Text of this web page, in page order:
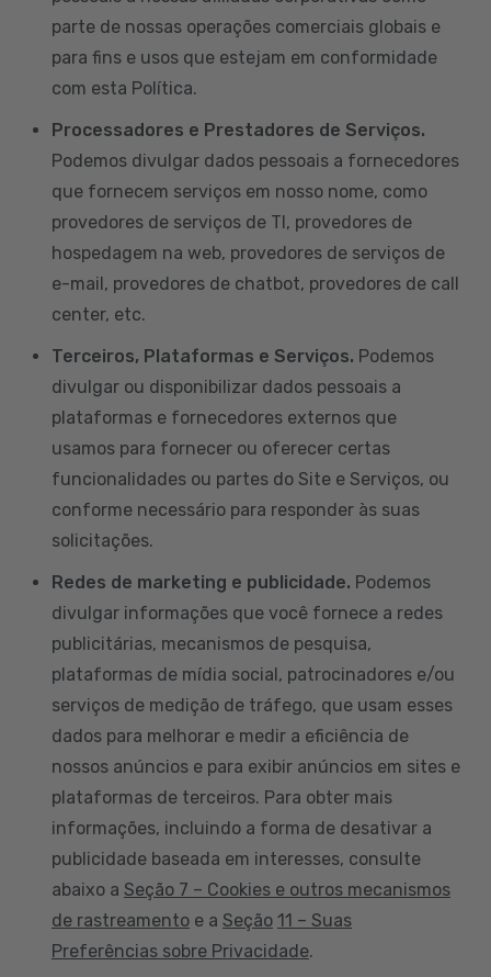
parte de nossas operações comerciais globais e
para fins e usos que estejam em conformidade
com esta Política.
Processadores e Prestadores de Serviços.
Podemos divulgar dados pessoais a fornecedores
que fornecem serviços em nosso nome, como
provedores de serviços de TI, provedores de
hospedagem na web, provedores de serviços de
e-mail, provedores de chatbot, provedores de call
center, etc.
Terceiros, Plataformas e Serviços. Podemos
divulgar ou disponibilizar dados pessoais a
plataformas e fornecedores externos que
usamos para fornecer ou oferecer certas
funcionalidades ou partes do Site e Serviços, ou
conforme necessário para responder às suas
solicitações.
Redes de marketing e publicidade. Podemos
divulgar informações que você fornece a redes
publicitárias, mecanismos de pesquisa,
plataformas de mídia social, patrocinadores e/ou
serviços de medição de tráfego, que usam esses
dados para melhorar e medir a eficiência de
nossos anúncios e para exibir anúncios em sites e
plataformas de terceiros. Para obter mais
informações, incluindo a forma de desativar a
publicidade baseada em interesses, consulte
abaixo a Seção 7 – Cookies e outros mecanismos
de rastreamento e a Seção 11 – Suas
Preferências sobre Privacidade.